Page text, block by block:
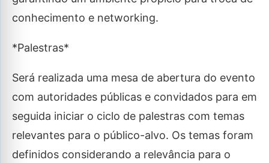
conhecimento e networking.
*Palestras*
Será realizada uma mesa de abertura do evento
com autoridades públicas e convidados para em
seguida iniciar o ciclo de palestras com temas
relevantes para o público-alvo. Os temas foram
definidos considerando a relevância para o